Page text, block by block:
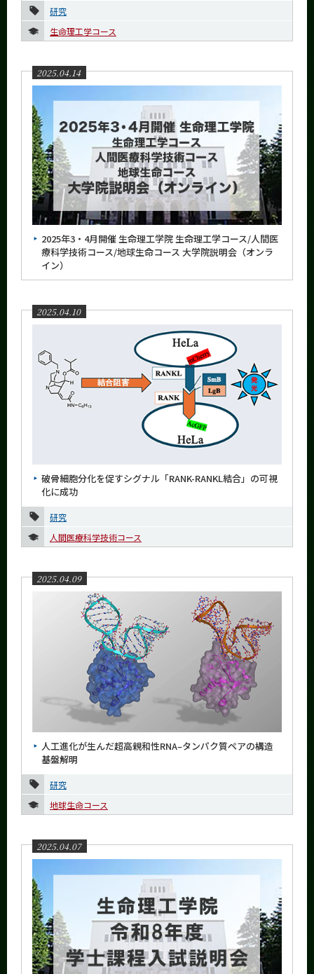
研究
生命理工学コース
2025.04.14
2025年3・4月開催 生命理工学院 生命理工学コース/人間医
療科学技術コース/地球生命コース 大学院説明会（オンラ
イン）
2025.04.10
破骨細胞分化を促すシグナル「RANK-RANKL結合」の可視
化に成功
研究
人間医療科学技術コース
2025.04.09
人工進化が生んだ超高親和性RNA–タンパク質ペアの構造
基盤解明
研究
地球生命コース
2025.04.07
6月
4月
1月
2024年
2023年
2022年
2021年
2020年
2018年
2016年
イベントカレンダー
サイト構成
系詳細情報
CLOSE